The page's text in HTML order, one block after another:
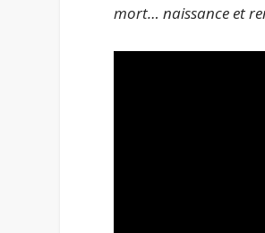
mort… naissance et